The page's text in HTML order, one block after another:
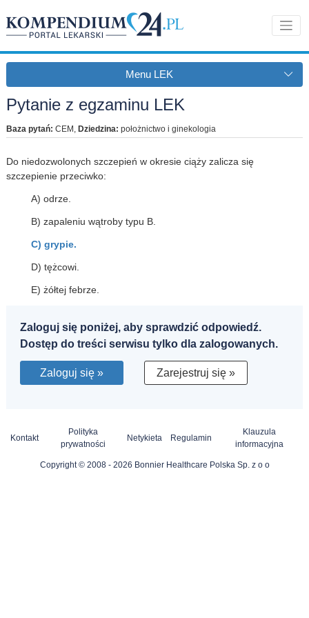
Menu LEK
Pytanie z egzaminu LEK
Baza pytań: CEM , Dziedzina: położnictwo i ginekologia
Do niedozwolonych szczepień w okresie ciąży zalicza się
szczepienie przeciwko:
A) odrze.
B) zapaleniu wątroby typu B.
C) grypie.
D) tężcowi.
E) żółtej febrze.
Zaloguj się poniżej, aby sprawdzić odpowiedź.
Dostęp do treści serwisu tylko dla zalogowanych.
Zaloguj się » Zarejestruj się »
Kontakt
Polityka
prywatności
Netykieta Regulamin
Klauzula
informacyjna
Copyright © 2008 - 2026 Bonnier Healthcare Polska Sp. z o o